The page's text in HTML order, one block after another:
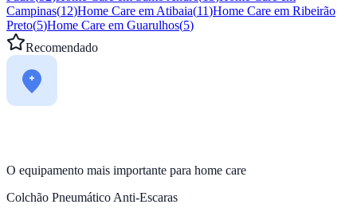
Campinas(12)Home Care em Atibaia(11)Home Care em Ribeirão
Preto(5)Home Care em Guarulhos(5)
Recomendado
O equipamento mais importante para home care
Colchão Pneumático Anti-Escaras